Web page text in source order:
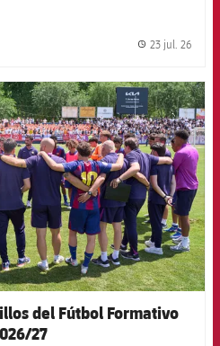
23 jul. 26
FCB Barcelona badge
del Fútbol Formativo
27